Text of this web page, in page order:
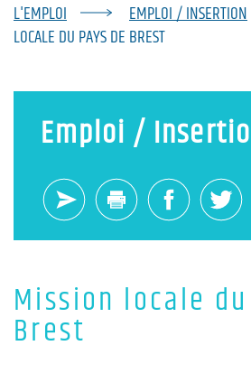
L'EMPLOI
EMPLOI / INSERTION
LOCALE DU PAYS DE BREST
Emploi /
Mission locale
Brest